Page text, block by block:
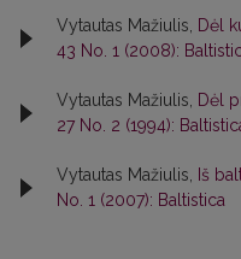
Vytautas Mažiulis, Dėl
43 No. 1 (2008):
Vytautas Mažiulis, Dėl
27 No. 2 (1994):
Vytautas Mažiulis, Iš
No. 1 (2007): Baltistica